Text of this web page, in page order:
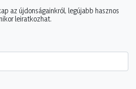
az újdonságainkról, legújabb hasznos
leiratkozhat.